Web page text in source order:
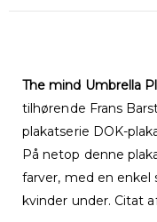
The mind Umbrella
tilhørende Frans
plakatserie DOK-
På netop denne
farver, med en
kvinder under. Citat